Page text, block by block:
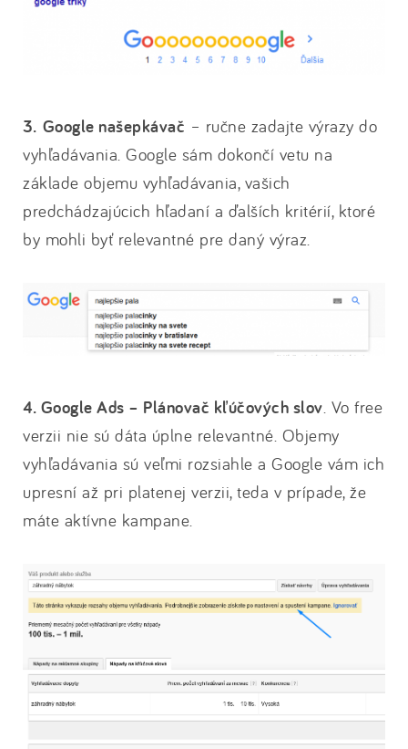
3. Google našepkávač – ručne zadajte výrazy do
vyhľadávania. Google sám dokončí vetu na
základe objemu vyhľadávania, vašich
predchádzajúcich hľadaní a ďalších kritérií, ktoré
by mohli byť relevantné pre daný výraz.
4. Google Ads – Plánovač kľúčových slov. Vo free
verzii nie sú dáta úplne relevantné. Objemy
vyhľadávania sú veľmi rozsiahle a Google vám ich
upresní až pri platenej verzii, teda v prípade, že
máte aktívne kampane.